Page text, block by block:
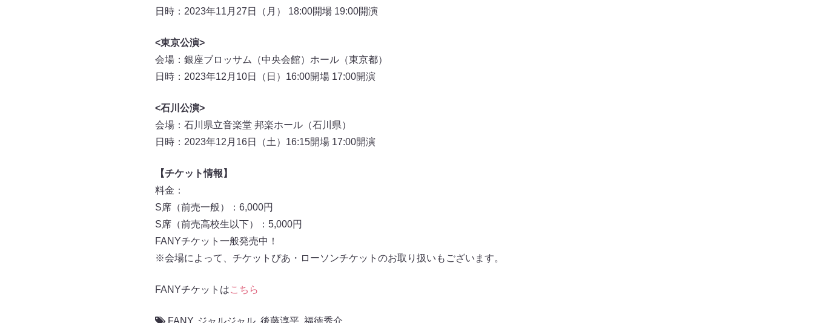
日時：2023年11月27日（月） 18:00開場 19:00開演
<東京公演>
会場：銀座ブロッサム（中央会館）ホール（東京都）
日時：2023年12月10日（日）16:00開場 17:00開演
<石川公演>
会場：石川県立音楽堂 邦楽ホール（石川県）
日時：2023年12月16日（土）16:15開場 17:00開演
【チケット情報】
料金：
S席（前売一般）：6,000円
S席（前売高校生以下）：5,000円
FANYチケット一般発売中！
※会場によって、チケットぴあ・ローソンチケットのお取り扱いもございます。
FANYチケットはこちら
FANY, ジャルジャル, 後藤淳平, 福徳秀介